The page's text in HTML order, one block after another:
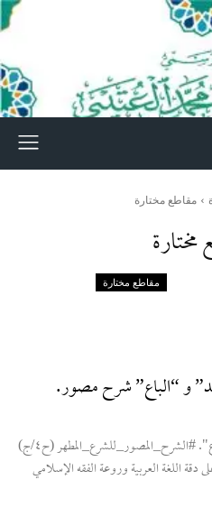
مقاطع مختارة
مقاطع مختارة
و “الباع” شرح مصور.
"الشِّبر" و "الذراع" و "العضُد" و "الباع". #الشرح_المصور_للشرع_المطهر (ح٤/ج)
اللغة العربية وروعة الفقه الإسلامي